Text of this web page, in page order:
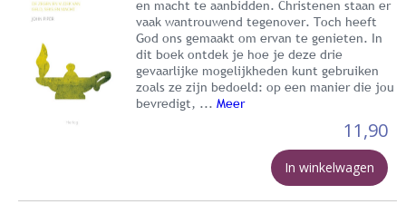
en macht te aanbidden. Christenen staan er
vaak wantrouwend tegenover. Toch heeft
God ons gemaakt om ervan te genieten. In
dit boek ontdek je hoe je deze drie
gevaarlijke mogelijkheden kunt gebruiken
zoals ze zijn bedoeld: op een manier die jou
bevredigt, ... Meer
11,90
In winkelwagen